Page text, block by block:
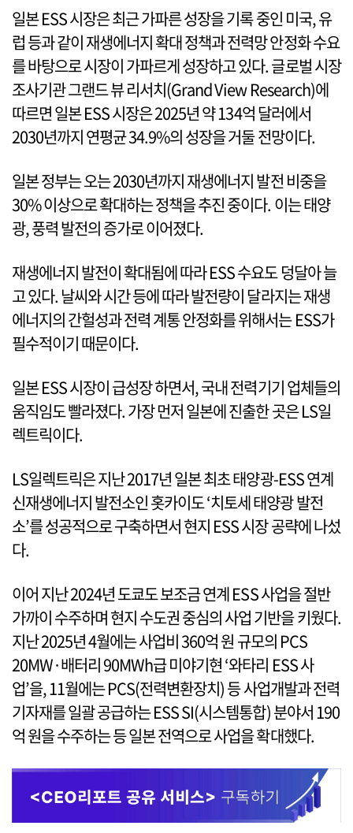
일본 ESS 시장은 최근 가파른 성장을 기록 중인 미국, 유
럽 등과 같이 재생에너지 확대 정책과 전력망 안정화 수요
를 바탕으로 시장이 가파르게 성장하고 있다. 글로벌 시장
조사기관 그랜드 뷰 리서치(Grand View Research)에
따르면 일본 ESS 시장은 2025년 약 134억 달러에서
2030년까지 연평균 34.9%의 성장을 거둘 전망이다.
일본 정부는 오는 2030년까지 재생에너지 발전 비중을
30% 이상으로 확대하는 정책을 추진 중이다. 이는 태양
광, 풍력 발전의 증가로 이어졌다.
재생에너지 발전이 확대됨에 따라 ESS 수요도 덩달아 늘
고 있다. 날씨와 시간 등에 따라 발전량이 달라지는 재생
에너지의 간헐성과 전력 계통 안정화를 위해서는 ESS가
필수적이기 때문이다.
일본 ESS 시장이 급성장 하면서, 국내 전력기기 업체들의
움직임도 빨라졌다. 가장 먼저 일본에 진출한 곳은 LS일
렉트릭이다.
LS일렉트릭은 지난 2017년 일본 최초 태양광-ESS 연계
신재생에너지 발전소인 홋카이도 ‘치토세 태양광 발전
소’를 성공적으로 구축하면서 현지 ESS 시장 공략에 나섰
다.
이어 지난 2024년 도쿄도 보조금 연계 ESS 사업을 절반
가까이 수주하며 현지 수도권 중심의 사업 기반을 키웠다.
지난 2025년 4월에는 사업비 360억 원 규모의 PCS
20MW·배터리 90MWh급 미야기현 ‘와타리 ESS 사
업’을, 11월에는 PCS(전력변환장치) 등 사업개발과 전력
기자재를 일괄 공급하는 ESS SI(시스템통합) 분야서 190
억 원을 수주하는 등 일본 전역으로 사업을 확대했다.